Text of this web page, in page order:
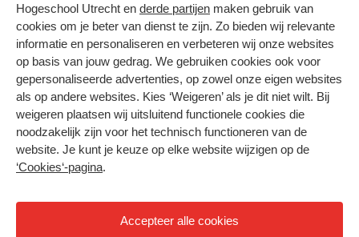
Hogeschool Utrecht en derde partijen maken gebruik van
cookies om je beter van dienst te zijn. Zo bieden wij relevante
informatie en personaliseren en verbeteren wij onze websites
op basis van jouw gedrag. We gebruiken cookies ook voor
gepersonaliseerde advertenties, op zowel onze eigen websites
als op andere websites. Kies ‘Weigeren’ als je dit niet wilt. Bij
weigeren plaatsen wij uitsluitend functionele cookies die
noodzakelijk zijn voor het technisch functioneren van de
website. Je kunt je keuze op elke website wijzigen op de
‘Cookies‘-pagina.
Accepteer alle cookies
Contact
Master
Post-master
Studiekeuze deeltijd
HU Bibliotheek
HU Ontwikkelt
Duurzame HU
Intranet
Trajectum
Hier komt alles samen
Colofon
Privacy
Cookies
Nieuwsbrief